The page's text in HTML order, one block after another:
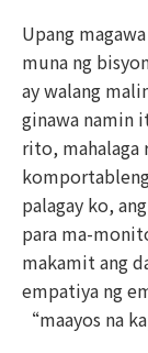
Upang
muna ng
ay walang
ginawa namin
rito, mahalaga
palagay ko,
para ma-
makamit ang
empatiya ng
“maayos na